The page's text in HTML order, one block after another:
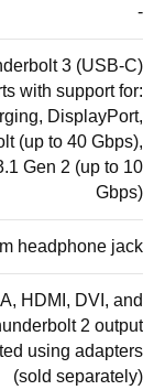
-
3 (USB-C)
with support for:
DisplayPort,
(up to 40 Gbps),
Gen 2 (up to 10
Gbps)
headphone jack
HDMI, DVI, and
2 output
using adapters
(sold separately)